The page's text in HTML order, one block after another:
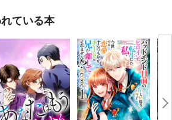
数、児童・生徒数など【通勤・通学】 昼間人
・通学先など３．町村編：40項目【基本情報】
名【面積】面積、可住地面積など【人口・世
帯数、年少人口比率、後期高齢者比率【財政・
、経常収支比率、財政力指数、自主財源比率な
者数、農業産出額、製造品出荷額等など【所
世帯比率、病院数、医師数など■市町村ランキ
グを収録。人口、空き家率、水道代、介護保
統計をランキング形式に
ている本